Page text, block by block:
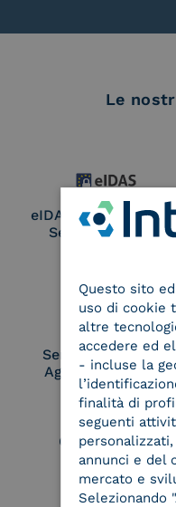
Le
eIDAS Qualified
Service Provider
Service Provider e
Aggregatore SPID
Conservatore
qualificato
Questo sito
uso di cookie
altre
accedere ed
- incluse la
finalità di
seguenti
annunci e del
mercato e
Selezionando